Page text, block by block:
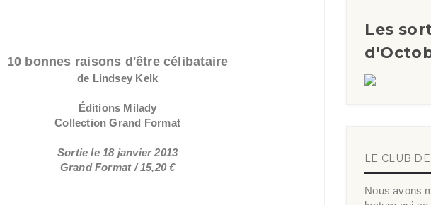
10 bonnes raisons d'être célibataire
de Lindsey Kelk
Éditions Milady
Collection Grand Format
Sortie le 18 janvier 2013
Grand Format / 15,20 €
Les
LE CLUB
Nous avons